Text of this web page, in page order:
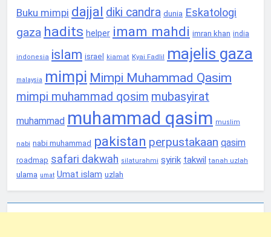
Buku mimpi dajjal diki candra dunia Eskatologi
gaza hadits helper imam mahdi imran khan india
indonesia islam israel kiamat Kyai Fadlil majelis gaza
malaysia mimpi Mimpi Muhammad Qasim
mimpi muhammad qosim mubasyirat
muhammad muhammad qasim muslim
nabi nabi muhammad pakistan perpustakaan qasim
roadmap safari dakwah silaturahmi syirik takwil tanah uzlah
ulama umat Umat islam uzlah